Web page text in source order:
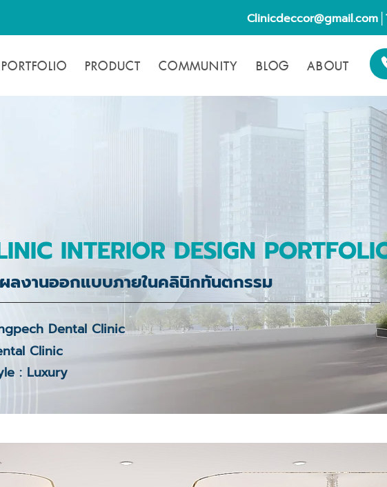
Clinicdeccor@gmail.com
PORTFOLIO PRODUCT COMMUNITY BLOG ABOUT
INTERIOR DESIGN
ผลงานออกแบบภายในคลินิกทันตกรรม
Dental Clinic
Clinic
: Luxury